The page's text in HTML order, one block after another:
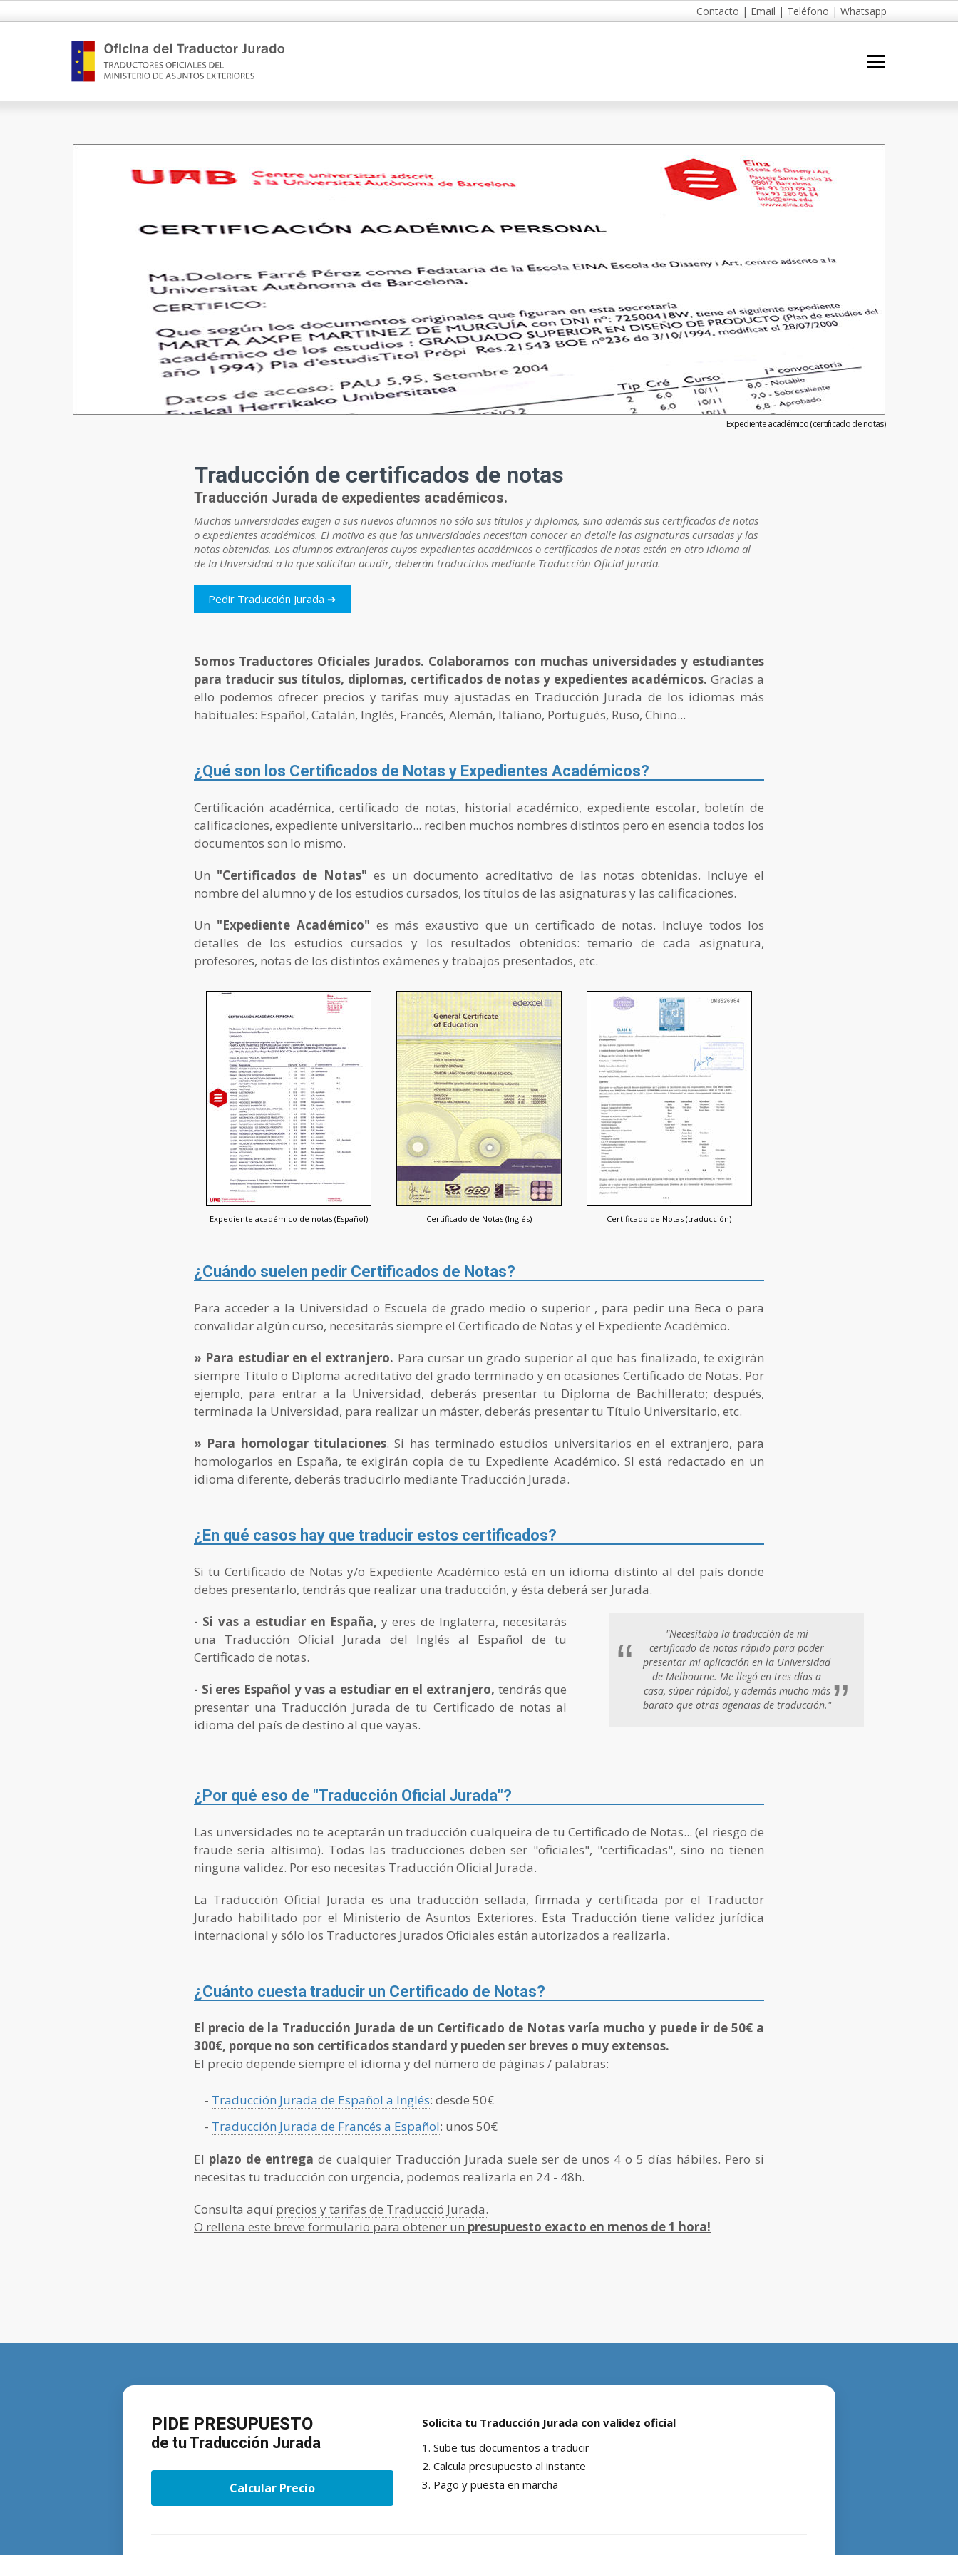
Contacto | Email | Teléfono | Whatsapp
Expediente académico (certificado de notas)
Traducción de certificados de notas
Traducción Jurada de expedientes académicos.
Muchas universidades exigen a sus nuevos alumnos no sólo sus títulos y diplomas, sino además sus certificados de notas
o expedientes académicos. El motivo es que las universidades necesitan conocer en detalle las asignaturas cursadas y las
notas obtenidas. Los alumnos extranjeros cuyos expedientes académicos o certificados de notas estén en otro idioma al
de la Unversidad a la que solicitan acudir, deberán traducirlos mediante Traducción Oficial Jurada.
Pedir Traducción Jurada ➔
Somos Traductores Oficiales Jurados. Colaboramos con muchas universidades y estudiantes
para traducir sus títulos, diplomas, certificados de notas y expedientes académicos. Gracias a
ello podemos ofrecer precios y tarifas muy ajustadas en Traducción Jurada de los idiomas más
habituales: Español, Catalán, Inglés, Francés, Alemán, Italiano, Portugués, Ruso, Chino...
¿Qué son los Certificados de Notas y Expedientes Académicos?
Certificación académica, certificado de notas, historial académico, expediente escolar, boletín de
calificaciones, expediente universitario... reciben muchos nombres distintos pero en esencia todos los
documentos son lo mismo.
Un "Certificados de Notas" es un documento acreditativo de las notas obtenidas. Incluye el
nombre del alumno y de los estudios cursados, los títulos de las asignaturas y las calificaciones.
Un "Expediente Académico" es más exaustivo que un certificado de notas. Incluye todos los
detalles de los estudios cursados y los resultados obtenidos: temario de cada asignatura,
profesores, notas de los distintos exámenes y trabajos presentados, etc.
Expediente académico de notas (Español) Certificado de Notas (Inglés) Certificado de Notas (traducción)
¿Cuándo suelen pedir Certificados de Notas?
Para acceder a la Universidad o Escuela de grado medio o superior , para pedir una Beca o para
convalidar algún curso, necesitarás siempre el Certificado de Notas y el Expediente Académico.
» Para estudiar en el extranjero. Para cursar un grado superior al que has finalizado, te exigirán
siempre Título o Diploma acreditativo del grado terminado y en ocasiones Certificado de Notas. Por
ejemplo, para entrar a la Universidad, deberás presentar tu Diploma de Bachillerato; después,
terminada la Universidad, para realizar un máster, deberás presentar tu Título Universitario, etc.
» Para homologar titulaciones. Si has terminado estudios universitarios en el extranjero, para
homologarlos en España, te exigirán copia de tu Expediente Académico. SI está redactado en un
idioma diferente, deberás traducirlo mediante Traducción Jurada.
¿En qué casos hay que traducir estos certificados?
Si tu Certificado de Notas y/o Expediente Académico está en un idioma distinto al del país donde
debes presentarlo, tendrás que realizar una traducción, y ésta deberá ser Jurada.
- Si vas a estudiar en España,y eres de Inglaterra, necesitarás
una Traducción Oficial Jurada del Inglés al Español de tu
Certificado de notas.
- Si eres Español y vas a estudiar en el extranjero, tendrás que
presentar una Traducción Jurada de tu Certificado de notas al
idioma del país de destino al que vayas.
“
"Necesitaba la traducción de mi
certificado de notas rápido para poder
presentar mi aplicación en la Universidad
de Melbourne. Me llegó en tres días a
casa, súper rápido!, y además mucho más
barato que otras agencias de traducción." ”
¿Por qué eso de "Traducción Oficial Jurada"?
Las unversidades no te aceptarán un traducción cualqueira de tu Certificado de Notas... (el riesgo de
fraude sería altísimo). Todas las traducciones deben ser "oficiales", "certificadas", sino no tienen
ninguna validez. Por eso necesitas Traducción Oficial Jurada.
La Traducción Oficial Jurada es una traducción sellada, firmada y certificada por el Traductor
Jurado habilitado por el Ministerio de Asuntos Exteriores. Esta Traducción tiene validez jurídica
internacional y sólo los Traductores Jurados Oficiales están autorizados a realizarla.
¿Cuánto cuesta traducir un Certificado de Notas?
El precio de la Traducción Jurada de un Certificado de Notas varía mucho y puede ir de 50€ a
300€, porque no son certificados standard y pueden ser breves o muy extensos.
El precio depende siempre el idioma y del número de páginas / palabras:
- Traducción Jurada de Español a Inglés: desde 50€
- Traducción Jurada de Francés a Español: unos 50€
El plazo de entrega de cualquier Traducción Jurada suele ser de unos 4 o 5 días hábiles. Pero si
necesitas tu traducción con urgencia, podemos realizarla en 24 - 48h.
Consulta aquí precios y tarifas de Traducció Jurada.
O rellena este breve formulario para obtener un presupuesto exacto en menos de 1 hora!
PIDE PRESUPUESTO
de tu Traducción Jurada
Calcular Precio
Solicita tu Traducción Jurada con validez oficial
1. Sube tus documentos a traducir
2. Calcula presupuesto al instante
3. Pago y puesta en marcha